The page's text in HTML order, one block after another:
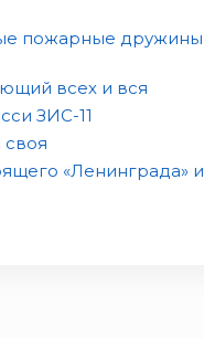
пожарные дружины
всех и вся
ЗИС-11
«Ленинграда» и